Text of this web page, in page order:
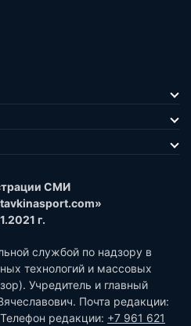
СМИ
г.
службой по надзору в
технологий и массовых
Учредитель и главный
Почта редакции:
редакции: +7 961 621